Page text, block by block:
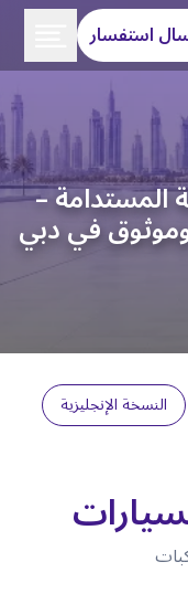
استفسار
المستدامة –
في دبي
النسخة الإنجليزية